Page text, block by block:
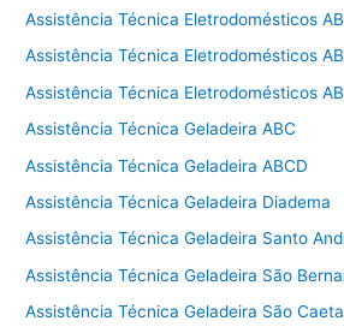
Assistência Técnica Eletrodomésticos
Assistência Técnica Eletrodomésticos
Assistência Técnica Eletrodomésticos
Assistência Técnica Geladeira ABC
Assistência Técnica Geladeira ABCD
Assistência Técnica Geladeira Diadema
Assistência Técnica Geladeira Santo
Assistência Técnica Geladeira São
Assistência Técnica Geladeira São